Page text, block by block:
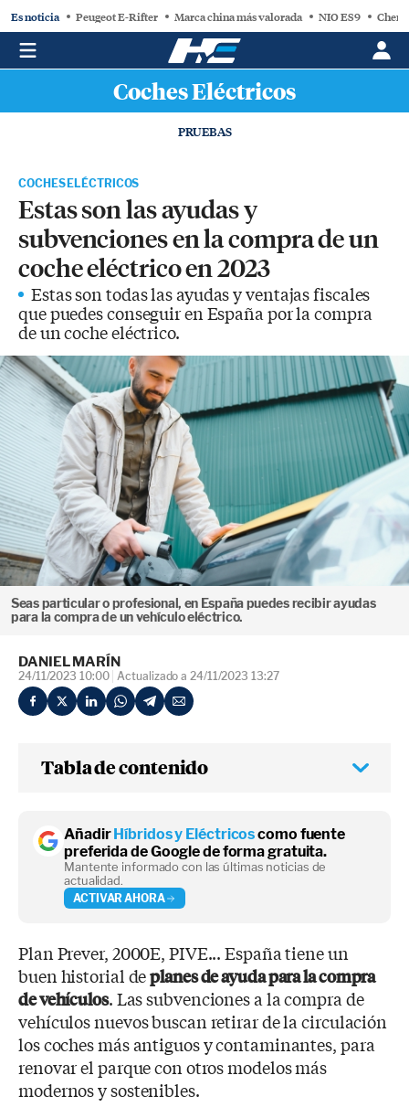
Es noticia Peugeot E-Rifter Marca china más valorada NIO ES9 Chery
Coches Eléctricos
PRUEBAS
COCHES ELÉCTRICOS
Estas son las ayudas y
subvenciones en la compra de un
coche eléctrico en 2023
Estas son todas las ayudas y ventajas fiscales
que puedes conseguir en España por la compra
de un coche eléctrico.
Seas particular o profesional, en España puedes recibir ayudas
para la compra de un vehículo eléctrico.
DANIEL MARÍN
24/11/2023 10:00 Actualizado a 24/11/2023 13:27
Tabla de contenido
Añadir Híbridos y Eléctricoscomo fuente
preferida de Google de forma gratuita.
Mantente informado con las últimas noticias de
actualidad.
ACTIVAR AHORA
Plan Prever, 2000E, PIVE... España tiene un
buen historial deplanes de ayuda para la compra
de vehículos. Las subvenciones a la compra de
vehículos nuevos buscan retirar de la circulación
los coches más antiguos y contaminantes, para
renovar el parque con otros modelos más
modernos y sostenibles.